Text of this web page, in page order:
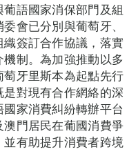
語國家消保部門及組
會已分別與葡萄牙、
簽訂合作協議，落實
制。為加強推動以多
牙里斯本為起點先行
對現有合作網絡的深
家消費糾紛轉辦平台
門居民在葡國消費爭
有助提升消費者跨境